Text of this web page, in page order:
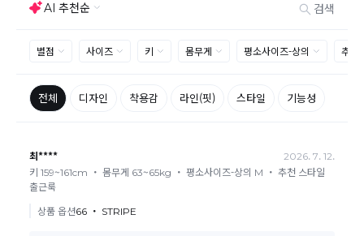
사이즈 및 디자인, 색상으로 인한 반품은 제품의 불량이 아닌 부분
제품의 불량, 오배송으로 인한 교환/반품 시 택배비는 본사에서 부
다.)
시간의 경과 또는 일부 소비자에 의해 재판매가 곤란할 정도로 상품
우